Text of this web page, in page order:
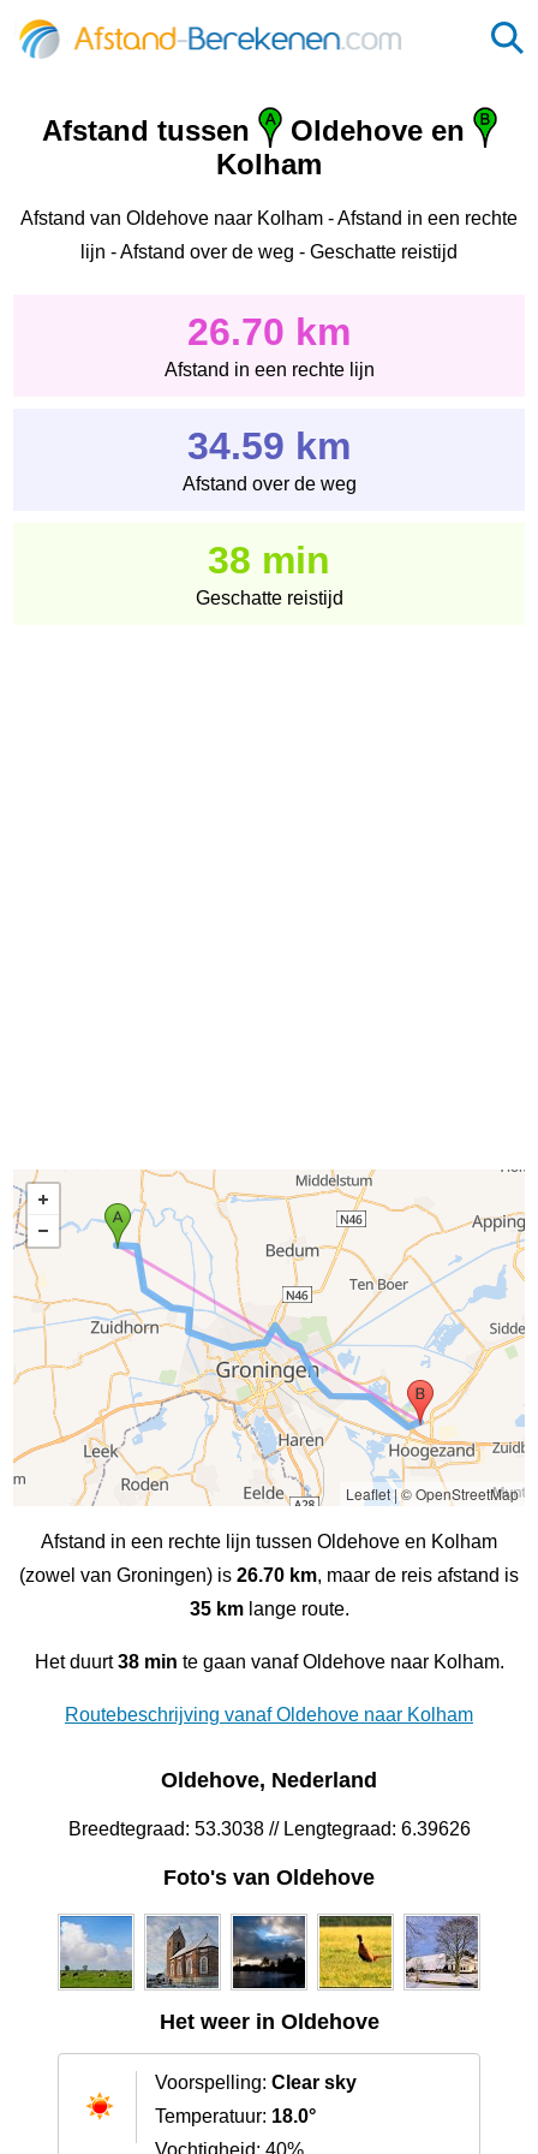
Afstand tussen
Oldehove en
Kolham
Afstand van Oldehove naar Kolham - Afstand in een rechte
lijn - Afstand over de weg - Geschatte reistijd
26.70 km
Afstand in een rechte lijn
34.59 km
Afstand over de weg
38 min
Geschatte reistijd
Leaflet|© OpenStreetMap
Afstand in een rechte lijn tussen Oldehove en Kolham
(zowel van Groningen) is 26.70 km, maar de reis afstand is
35 kmlange route.
Het duurt38 min te gaan vanaf Oldehove naar Kolham.
Routebeschrijving vanaf Oldehove naar Kolham
Oldehove, Nederland
Breedtegraad: 53.3038 // Lengtegraad: 6.39626
Foto's van Oldehove
Het weer in Oldehove
Voorspelling: Clear sky
Temperatuur: 18.0°